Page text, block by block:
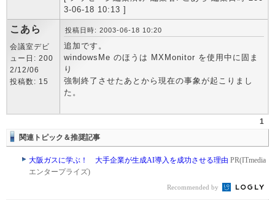
3-06-18 10:13 ]
こあら
会議室デビ
ュー日: 200
2/12/06
投稿数: 15
投稿日時: 2003-06-18 10:20
追加です。
windowsMe のほうは MXMonitor を使用中に固ま
り
強制終了させたあとから現在の事象が起こりまし
た。
1
関連トピック＆推奨記事
大阪ガスに学ぶ！ 大手企業が生成AI導入を成功させる理由 PR(ITmedia
エンタープライズ)
Recommended by